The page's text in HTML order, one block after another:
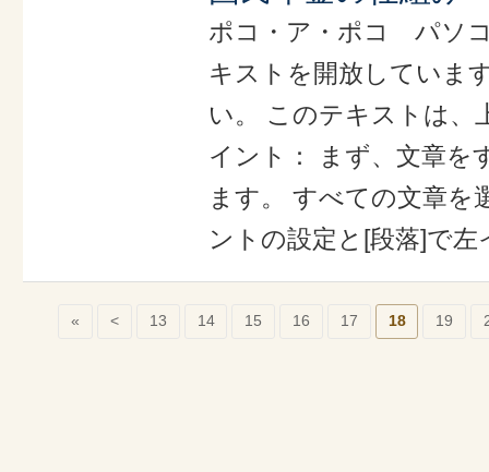
ポコ・ア・ポコ パソ
キストを開放していま
い。 このテキストは、
イント： まず、文章を
ます。 すべての文章を
ントの設定と[段落]で
« < 13 14 15 16 17 18 19